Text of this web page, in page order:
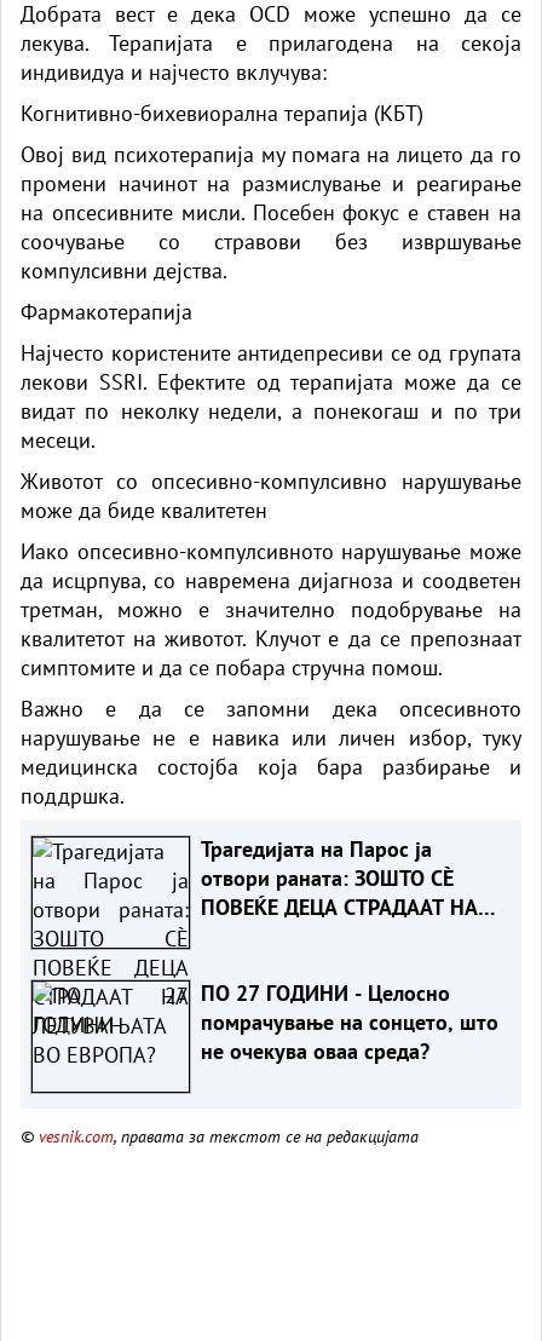
Добрата вест е дека OCD може успешно да се
лекува. Терапијата е прилагодена на секоја
индивидуа и најчесто вклучува:
Когнитивно-бихевиорална терапија (КБТ)
Овој вид психотерапија му помага на лицето да го
промени начинот на размислување и реагирање
на опсесивните мисли. Посебен фокус е ставен на
соочување со стравови без извршување
компулсивни дејства.
Фармакотерапија
Најчесто користените антидепресиви се од групата
лекови SSRI. Ефектите од терапијата може да се
видат по неколку недели, а понекогаш и по три
месеци.
Животот со опсесивно-компулсивно нарушување
може да биде квалитетен
Иако опсесивно-компулсивното нарушување може
да исцрпува, со навремена дијагноза и соодветен
третман, можно е значително подобрување на
квалитетот на животот. Клучот е да се препознаат
симптомите и да се побара стручна помош.
Важно е да се запомни дека опсесивното
нарушување не е навика или личен избор, туку
медицинска состојба која бара разбирање и
поддршка.
Трагедијата на Парос ја
отвори раната: ЗОШТО СÈ
ПОВЕЌЕ ДЕЦА СТРАДААТ НА
ПО 27 ГОДИНИ - Целосно
помрачување на сонцето, што
не очекува оваа среда?
© vesnik.com, правата за текстот се на редакцијата